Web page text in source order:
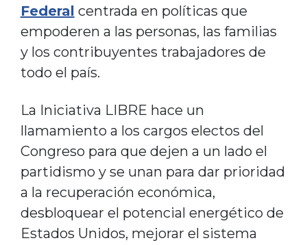
Federal centrada en políticas que
empoderen a las personas, las familias
y los contribuyentes trabajadores de
todo el país.
La Iniciativa LIBRE hace un
llamamiento a los cargos electos del
Congreso para que dejen a un lado el
partidismo y se unan para dar prioridad
a la recuperación económica,
desbloquear el potencial energético de
Estados Unidos, mejorar el sistema